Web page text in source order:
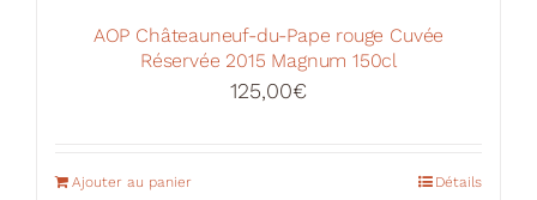
AOP Châteauneuf-du-Pape rouge Cuvée
Réservée 2015 Magnum 150cl
125,00€
Ajouter au panier Détails